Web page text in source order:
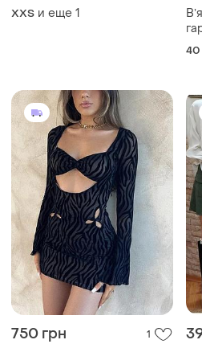
XХS и еще 1
40
750 грн 1